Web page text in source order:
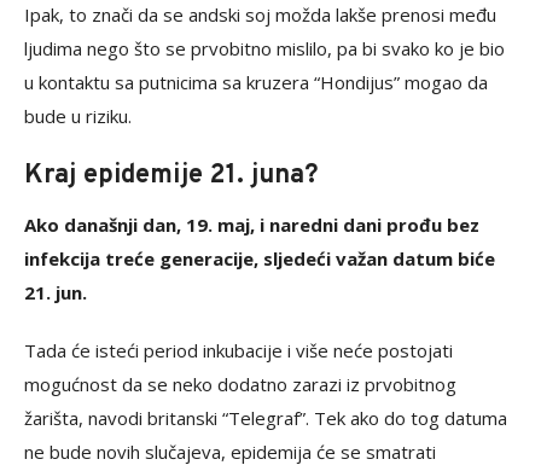
Ipak, to znači da se andski soj možda lakše prenosi među
ljudima nego što se prvobitno mislilo, pa bi svako ko je bio
u kontaktu sa putnicima sa kruzera “Hondijus” mogao da
bude u riziku.
Kraj epidemije 21. juna?
Ako današnji dan, 19. maj, i naredni dani prođu bez
infekcija treće generacije, sljedeći važan datum biće
21. jun.
Tada će isteći period inkubacije i više neće postojati
mogućnost da se neko dodatno zarazi iz prvobitnog
žarišta, navodi britanski “Telegraf”. Tek ako do tog datuma
ne bude novih slučajeva, epidemija će se smatrati